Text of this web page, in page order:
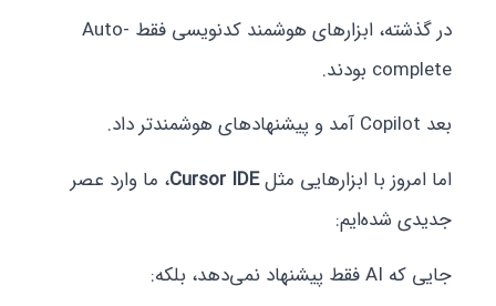
در گذشته، ابزارهای هوشمند کدنویسی فقط Auto-
complete بودند.
بعد Copilot آمد و پیشنهادهای هوشمندتر داد.
اما امروز با ابزارهایی مثلCursor IDE، ما وارد عصر
جدیدی شده‌ایم:
جایی که AI فقط پیشنهاد نمی‌دهد، بلکه: